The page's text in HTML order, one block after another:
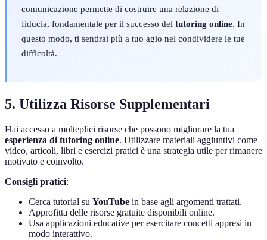
comunicazione permette di costruire una relazione di
fiducia, fondamentale per il successo del tutoring online. In
questo modo, ti sentirai più a tuo agio nel condividere le tue
difficoltà.
5. Utilizza Risorse Supplementari
Hai accesso a molteplici risorse che possono migliorare la tua
esperienza di tutoring online. Utilizzare materiali aggiuntivi come
video, articoli, libri e esercizi pratici è una strategia utile per rimanere
motivato e coinvolto.
Consigli pratici:
Cerca tutorial su YouTube in base agli argomenti trattati.
Approfitta delle risorse gratuite disponibili online.
Usa applicazioni educative per esercitare concetti appresi in
modo interattivo.